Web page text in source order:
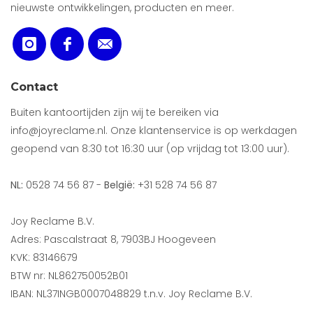
nieuwste ontwikkelingen, producten en meer.
Contact
Buiten kantoortijden zijn wij te bereiken via
info@joyreclame.nl. Onze klantenservice is op werkdagen
geopend van 8:30 tot 16:30 uur (op vrijdag tot 13:00 uur).
NL: 0528 74 56 87 - België: +31 528 74 56 87
Joy Reclame B.V.
Adres: Pascalstraat 8, 7903BJ Hoogeveen
KVK: 83146679
BTW nr: NL862750052B01
IBAN: NL37INGB0007048829 t.n.v. Joy Reclame B.V.